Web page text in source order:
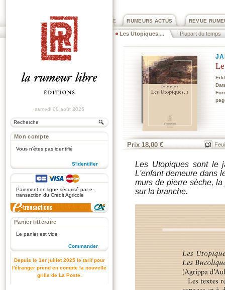
REVUE
RUMEURS ACTUS
PRIX ROGER DEXTRE
Les Utopiques,... Plupart du temps
samedi 08 août 2026
Mon compte
Vous n'êtes pas identifié
S'identifier
Paiement en ligne sécurisé par e-
transaction du Crédit Agricole
Panier littéraire
Le panier est vide
Commander
Depuis le 1er juillet 2025 le tarif pour
l'étranger prend en compte la nouvelle
grille de La Poste.
Prix 18,00 €
Les Utopiques sont le
L'enfant demeure dans
murs de pierre sèche,
sur la branche.